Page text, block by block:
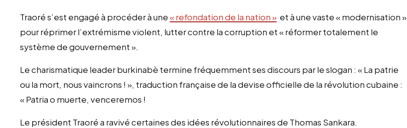
Traoré s’est engagé à procéder à une« refondation de la nation » et à une vaste « modernisation »
pour réprimer l’extrémisme violent, lutter contre la corruption et « réformer totalement le
système de gouvernement ».
Le charismatique leader burkinabè termine fréquemment ses discours par le slogan : « La patrie
ou la mort, nous vaincrons ! », traduction française de la devise officielle de la révolution cubaine :
« Patria o muerte, venceremos !
Le président Traoré a ravivé certaines des idées révolutionnaires de Thomas Sankara.